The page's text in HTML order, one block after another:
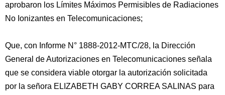
aprobaron los Límites Máximos Permisibles de Radiaciones
No Ionizantes en Telecomunicaciones;
Que, con Informe N° 1888-2012-MTC/28, la Dirección
General de Autorizaciones en Telecomunicaciones señala
que se considera viable otorgar la autorización solicitada
por la señora ELIZABETH GABY CORREA SALINAS para